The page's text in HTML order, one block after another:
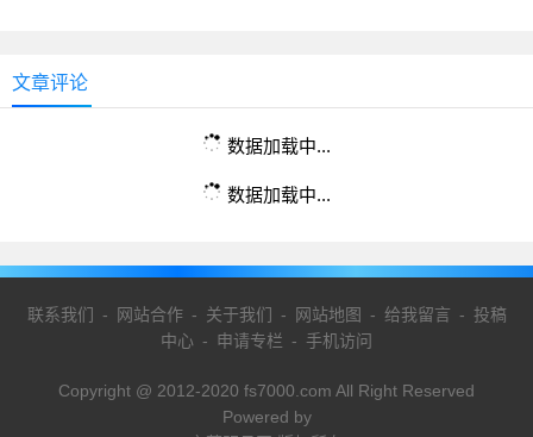
文章评论
数据加载中...
数据加载中...
联系我们 - 网站合作- 关于我们 - 网站地图 - 给我留言 - 投稿
中心 - 申请专栏 - 手机访问
Copyright @ 2012-2020 fs7000.com All Right Reserved
Powered by